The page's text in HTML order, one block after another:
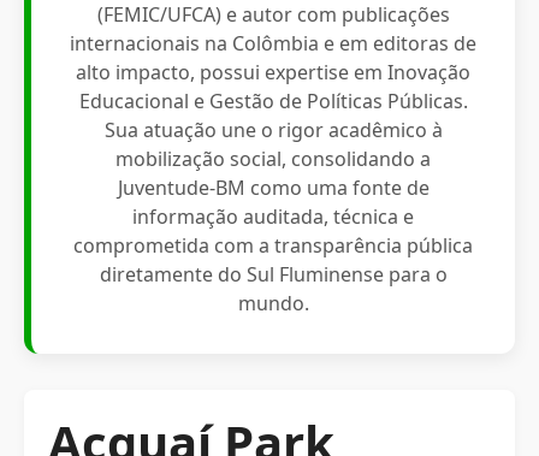
(FEMIC/UFCA) e autor com publicações
internacionais na Colômbia e em editoras de
alto impacto, possui expertise em Inovação
Educacional e Gestão de Políticas Públicas.
Sua atuação une o rigor acadêmico à
mobilização social, consolidando a
Juventude-BM como uma fonte de
informação auditada, técnica e
comprometida com a transparência pública
diretamente do Sul Fluminense para o
mundo.
Acquaí Park